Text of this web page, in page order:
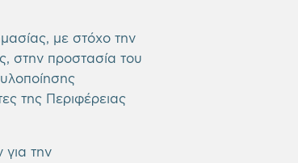
με στόχο την
στην προστασία του
της Περιφέρειας
για την